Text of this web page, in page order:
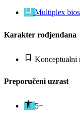
Multiplex
Karakter rodjendana
Konceptualni
Preporučeni uzrast
5+